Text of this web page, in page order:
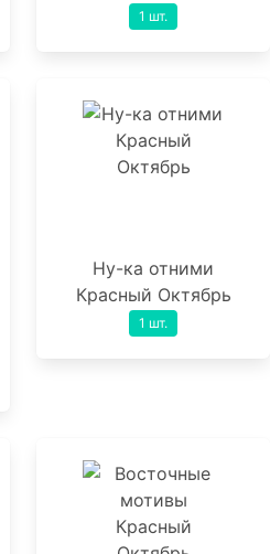
1 шт.
Ну-ка отними
Красный Октябрь
1 шт.